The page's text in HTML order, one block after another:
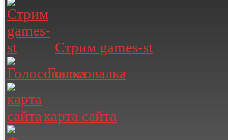
Стрим games-st
Голосовалка
карта сайта